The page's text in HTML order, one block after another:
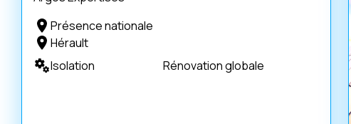
Présence nationale
Hérault
Isolation
Rénovation globale